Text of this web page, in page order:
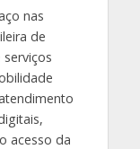
nas
de
acesso da